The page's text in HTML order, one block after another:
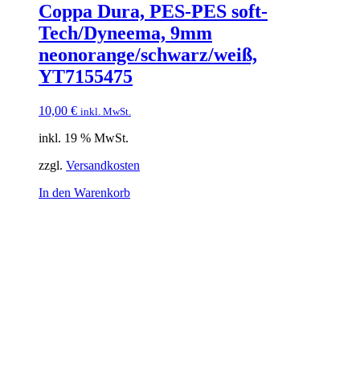
Coppa Dura, PES-PES soft-
Tech/Dyneema, 9mm
neonorange/schwarz/weiß,
YT7155475
10,00 € inkl. MwSt.
inkl. 19 % MwSt.
zzgl. Versandkosten
In den Warenkorb